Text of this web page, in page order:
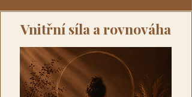
Vnitřní síla a rovnováha